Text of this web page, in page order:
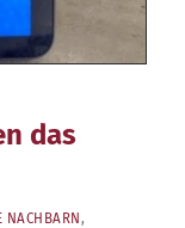
das
NACHBARN,